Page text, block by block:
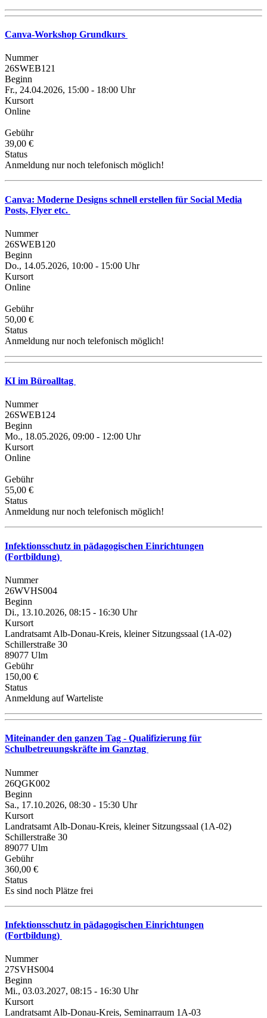
Canva-Workshop Grundkurs
Nummer
26SWEB121
Beginn
Fr., 24.04.2026, 15:00 - 18:00 Uhr
Kursort
Online
Gebühr
39,00 €
Status
Anmeldung nur noch telefonisch möglich!
Canva: Moderne Designs schnell erstellen für Social Media
Posts, Flyer etc.
Nummer
26SWEB120
Beginn
Do., 14.05.2026, 10:00 - 15:00 Uhr
Kursort
Online
Gebühr
50,00 €
Status
Anmeldung nur noch telefonisch möglich!
KI im Büroalltag
Nummer
26SWEB124
Beginn
Mo., 18.05.2026, 09:00 - 12:00 Uhr
Kursort
Online
Gebühr
55,00 €
Status
Anmeldung nur noch telefonisch möglich!
Infektionsschutz in pädagogischen Einrichtungen
(Fortbildung)
Nummer
26WVHS004
Beginn
Di., 13.10.2026, 08:15 - 16:30 Uhr
Kursort
Landratsamt Alb-Donau-Kreis, kleiner Sitzungssaal (1A-02)
Schillerstraße 30
89077 Ulm
Gebühr
150,00 €
Status
Anmeldung auf Warteliste
Miteinander den ganzen Tag - Qualifizierung für
Schulbetreuungskräfte im Ganztag
Nummer
26QGK002
Beginn
Sa., 17.10.2026, 08:30 - 15:30 Uhr
Kursort
Landratsamt Alb-Donau-Kreis, kleiner Sitzungssaal (1A-02)
Schillerstraße 30
89077 Ulm
Gebühr
360,00 €
Status
Es sind noch Plätze frei
Infektionsschutz in pädagogischen Einrichtungen
(Fortbildung)
Nummer
27SVHS004
Beginn
Mi., 03.03.2027, 08:15 - 16:30 Uhr
Kursort
Landratsamt Alb-Donau-Kreis, Seminarraum 1A-03